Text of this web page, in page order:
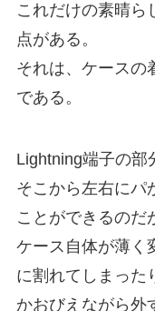
これだけの素晴ら
点がある。
それは、ケースの
である。
Lightning端子の部
そこから左右にパ
ことができるのだ
ケース自体が薄く
に割れてしまった
かおびえながら外